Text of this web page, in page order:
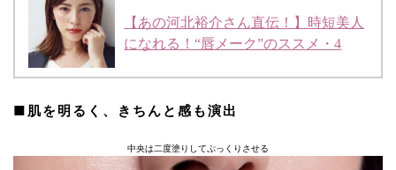
【あの河北裕介さん直伝！】時短美人
になれる！“唇メーク”のススメ・4
■肌を明るく、きちんと感も演出
中央は二度塗りしてぷっくりさせる